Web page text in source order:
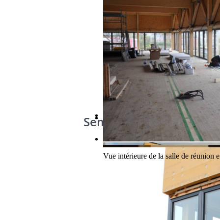
Vue intérieure de la salle de réunion
On se rend bien compte de
Un premier bureau test a été
Semaine 30